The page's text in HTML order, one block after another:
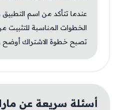
عندما تتأكد من اسم التطبيق
الخطوات المناسبة للتثبيت
تصبح خطوة الاشتراك أوضح
أسئلة سريعة عن